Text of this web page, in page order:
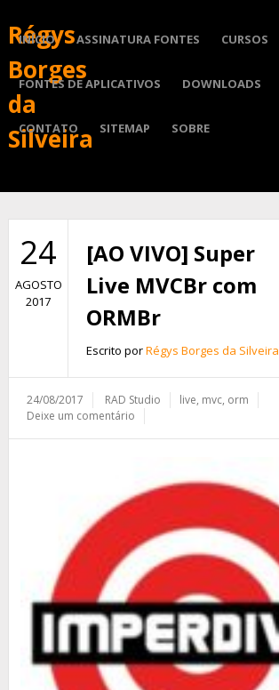
Régys
Borges
da
Silveira
INÍCIO ASSINATURA FONTES CURSOS
FONTES DE APLICATIVOS DOWNLOADS
CONTATO SITEMAP SOBRE
24
AGOSTO
2017
[AO VIVO] Super
Live MVCBr com
ORMBr
Escrito porRégys Borges da Silveira
24/08/2017 RAD Studio live, mvc, orm
Deixe um comentário